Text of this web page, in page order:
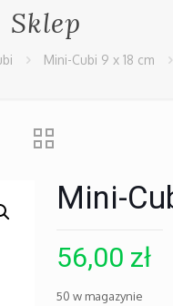
Sklep
Mini-Cubi 9 x 18 cm
Mini-
56,00 zł
50 w magazynie